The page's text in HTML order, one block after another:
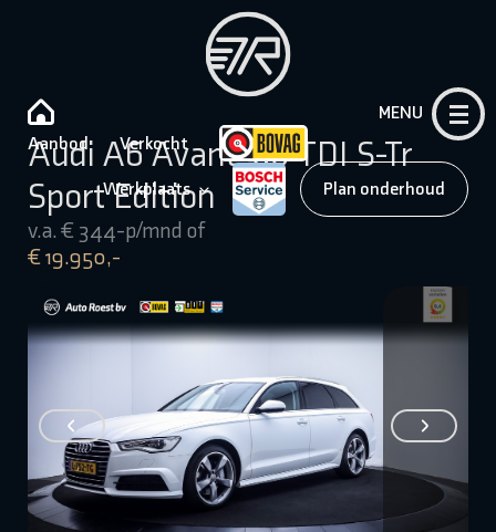
Aanbod Verkocht
Werkplaats Plan onderhoud
MENU
Audi A6 Avant 3.0 TDI S-Tr
Sport Edition
v.a. € 344-p/mnd of
€ 19.950,-